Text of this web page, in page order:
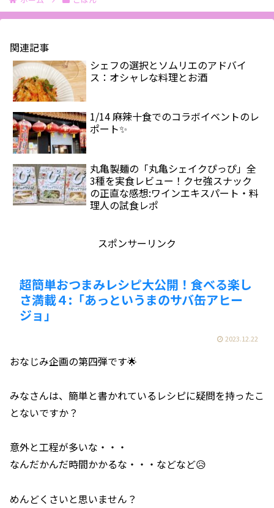
関連記事
シェフの選択とソムリエのアドバイ
ス：オシャレな料理とお酒
1/14 麻辣十食でのコラボイベントのレ
ポート✨
丸亀製麺の「丸亀シェイクぴっぴ」全
3種を実食レビュー！クセ強スナック
の正直な感想:ワインエキスパート・料
理人の試食レポ
スポンサーリンク
超簡単おつまみレシピ大公開！食べる楽し
さ満載４:「あっというまのサバ缶アヒー
ジョ」
2023.12.22
おなじみ企画の第四弾です🌟
みなさんは、簡単と書かれているレシピに疑問を持ったこ
とないですか？
意外と工程が多いな・・・
なんだかんだ時間かかるな・・・などなど😥
めんどくさいと思いません？